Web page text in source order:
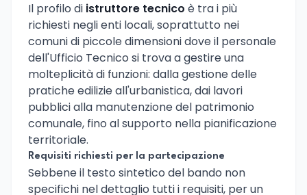
Il profilo di istruttore tecnico è tra i più
richiesti negli enti locali, soprattutto nei
comuni di piccole dimensioni dove il personale
dell'Ufficio Tecnico si trova a gestire una
molteplicità di funzioni: dalla gestione delle
pratiche edilizie all'urbanistica, dai lavori
pubblici alla manutenzione del patrimonio
comunale, fino al supporto nella pianificazione
territoriale.
Requisiti richiesti per la partecipazione
Sebbene il testo sintetico del bando non
specifichi nel dettaglio tutti i requisiti, per un